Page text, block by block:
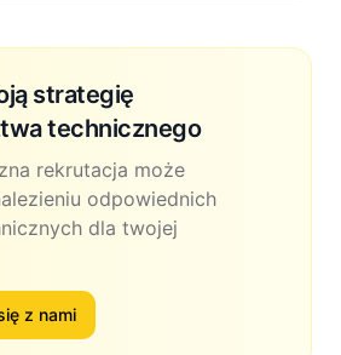
strategię
technicznego
rekrutacja może
odpowiednich
dla twojej
z nami